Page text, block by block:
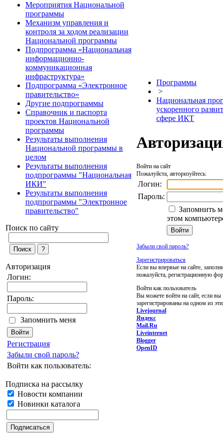
Мероприятия Национальной
программы
Механизм управления и
контроля за ходом реализации
Национальной программы
Подпрограмма «Национальная
информационно-
коммуникационная
инфраструктура»
Подпрограмма «Электронное
правительство»
Другие подпрограммы
Справочник и паспорта
проектов Национальной
программы
Результаты выполнения
Национальной программы в
целом
Результаты выполнения
подпрограммы "Национальная
ИКИ"
Результаты выполнения
подпрограммы "Электронное
правительство"
Поиск по сайту
Авторизация
Логин:
Пароль:
Запомнить меня
Регистрация
Забыли свой пароль?
Войти как пользователь:
Подписка на рассылку
Новости компании
Новинки каталога
Программы
>
Национальная
ускоренного
сфере ИКТ
Войти на сайт
Пожалуйста, авторизуйтесь:
Логин:
Пароль:
Запомнить
этом
Забыли свой пароль?
Зарегистрироваться
Если вы впервые на сайте,
пожалуйста, регистрационную
Войти как пользователь
Вы можете войти на сайт, если вы
зарегистрированы на одном из
Livejournal
Яндекс
Mail.Ru
Liveinternet
Blogger
OpenID